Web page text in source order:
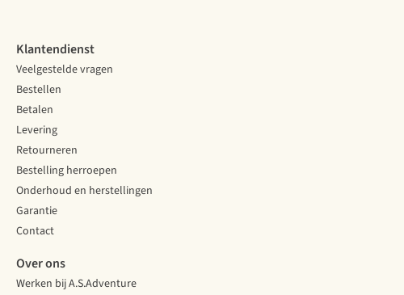
Klantendienst
Veelgestelde vragen
Bestellen
Betalen
Levering
Retourneren
Bestelling herroepen
Onderhoud en herstellingen
Garantie
Contact
Over ons
Werken bij A.S.Adventure